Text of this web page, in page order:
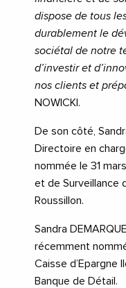
dispose de tous
durablement le
sociétal de notre
d’investir et
nos clients et
NOWICKI.
De son côté,
Directoire en
nommée le 31
et de Surveillance
Roussillon.
Sandra
récemment
Caisse d’Epargne
Banque de Détail.